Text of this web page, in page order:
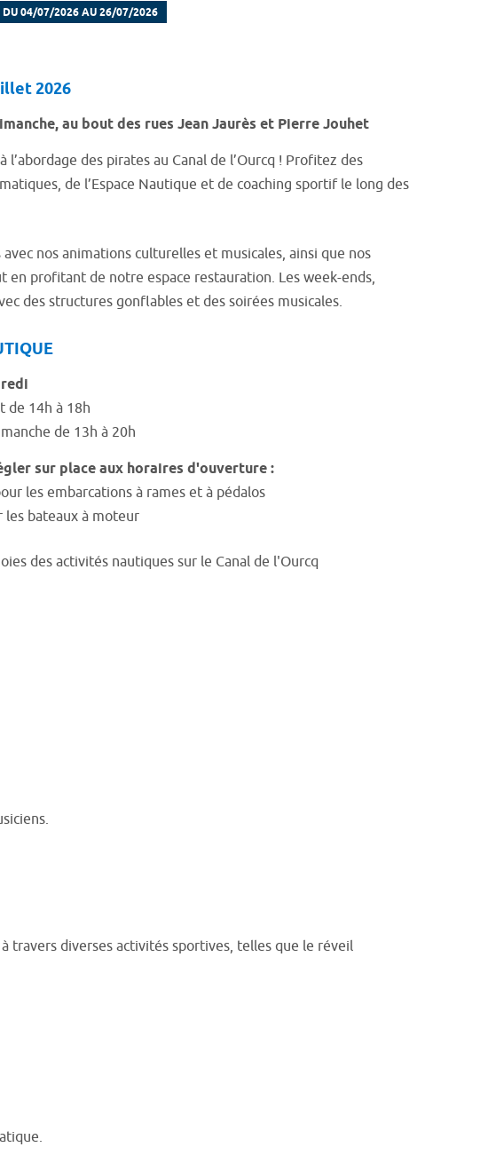
DU 04/07/2026 AU 26/07/2026
2026
au bout des rues Jean Jaurès et Pierre Jouhet
l’abordage des pirates au Canal de l’Ourcq ! Profitez des
de l’Espace Nautique et de coaching sportif le long des
nos animations culturelles et musicales, ainsi que nos
en profitant de notre espace restauration. Les week-ends,
des structures gonflables et des soirées musicales.
de 14h à 18h
de 13h à 20h
sur place aux horaires d'ouverture :
les embarcations à rames et à pédalos
les bateaux à moteur
des activités nautiques sur le Canal de l'Ourcq
travers diverses activités sportives, telles que le réveil